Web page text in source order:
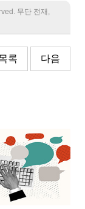
무단 전재,
록 다음